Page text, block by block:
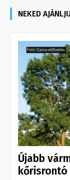
NEKED
Újabb